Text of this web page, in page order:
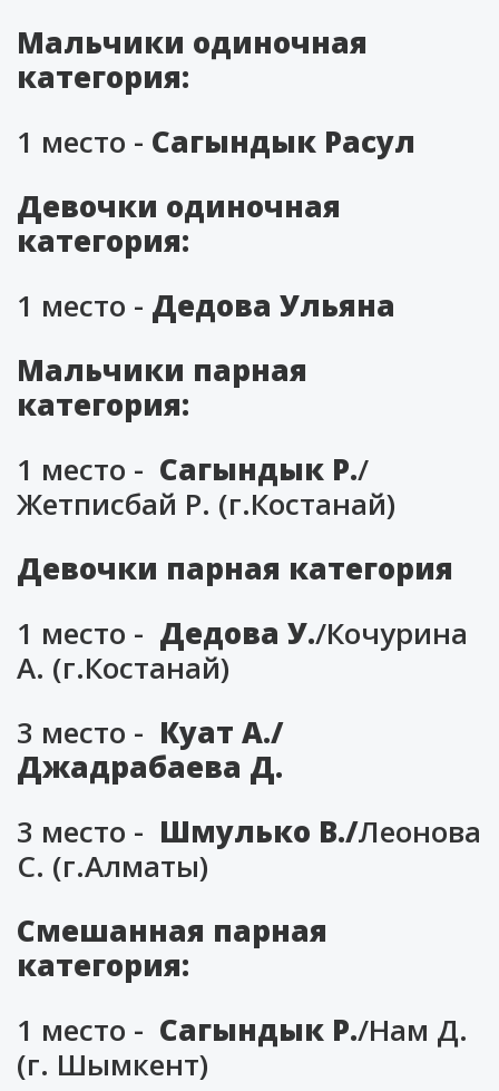
Мальчики одиночная
категория:
1 место - Сагындык Расул
Девочки одиночная
категория:
1 место - Дедова Ульяна
Мальчики парная
категория:
1 место - Сагындык Р./
Жетписбай Р. (г.Костанай)
Девочки парная категория
1 место - Дедова У./Кочурина
А. (г.Костанай)
3 место - Куат А./
Джадрабаева Д.
3 место - Шмулько В./Леонова
С. (г.Алматы)
Смешанная парная
категория:
1 место - Сагындык Р./Нам Д.
(г. Шымкент)